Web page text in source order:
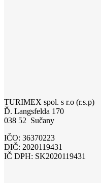
TURIMEX spol. s r.o (r.s.p)
Ď. Langsfelda 170
038 52 Sučany
IČO: 36370223
DIČ: 2020119431
IČ DPH: SK2020119431